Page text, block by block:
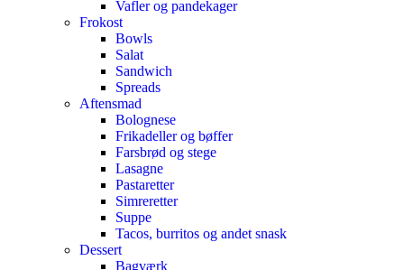
Vafler og pandekager
Frokost
Bowls
Salat
Sandwich
Spreads
Aftensmad
Bolognese
Frikadeller og bøffer
Farsbrød og stege
Lasagne
Pastaretter
Simreretter
Suppe
Tacos, burritos og andet snask
Dessert
Bagværk